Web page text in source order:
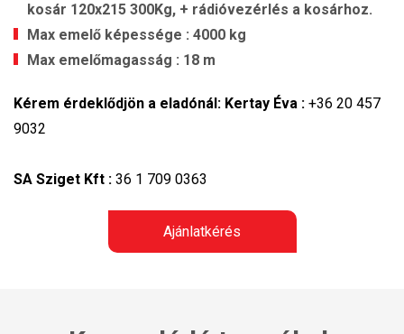
kosár 120x215 300Kg, + rádióvezérlés a kosárhoz.
Max emelő képessége : 4000 kg
Max emelőmagasság : 18 m
Kérem érdeklődjön a eladónál: Kertay Éva : +36 20 457
9032
SA Sziget Kft : 36 1 709 0363
Ajánlatkérés